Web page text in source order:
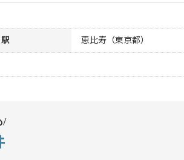
恵比寿（東京都）